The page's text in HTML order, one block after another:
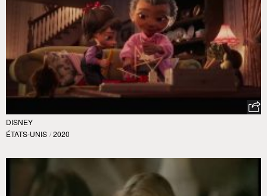
DISNEY
ÉTATS-UNIS / 2020